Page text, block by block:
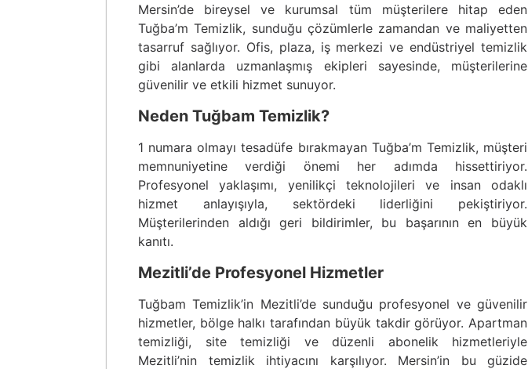
Mersin’de bireysel ve kurumsal tüm müşterilere hitap eden
Tuğba’m Temizlik, sunduğu çözümlerle zamandan ve maliyetten
tasarruf sağlıyor. Ofis, plaza, iş merkezi ve endüstriyel temizlik
gibi alanlarda uzmanlaşmış ekipleri sayesinde, müşterilerine
güvenilir ve etkili hizmet sunuyor.
Neden Tuğbam Temizlik?
1 numara olmayı tesadüfe bırakmayan Tuğba’m Temizlik, müşteri
memnuniyetine verdiği önemi her adımda hissettiriyor.
Profesyonel yaklaşımı, yenilikçi teknolojileri ve insan odaklı
hizmet anlayışıyla, sektördeki liderliğini pekiştiriyor.
Müşterilerinden aldığı geri bildirimler, bu başarının en büyük
kanıtı.
Mezitli’de Profesyonel Hizmetler
Tuğbam Temizlik’in Mezitli’de sunduğu profesyonel ve güvenilir
hizmetler, bölge halkı tarafından büyük takdir görüyor. Apartman
temizliği, site temizliği ve düzenli abonelik hizmetleriyle
Mezitli’nin temizlik ihtiyacını karşılıyor. Mersin’in bu güzide